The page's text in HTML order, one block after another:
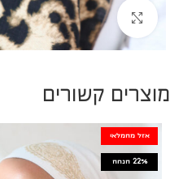
להגדלת התמונה
מוצרים קשורים
אזל מהמלאי
22% הנחה